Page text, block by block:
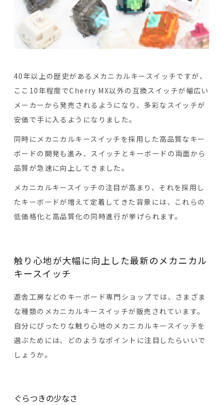
40年以上の歴史があるメカニカルキースイッチですが、
ここ10年程度でCherry MX以外の互換スイッチが幅広い
メーカーから発売されるようになり、多彩なスイッチが
安価で手に入るようになりました。
同時にメカニカルキースイッチを採用した高品質なキー
ボードの開発も進み、スイッチとキーボードの両面から
品質が急速に向上してきました。
メカニカルキースイッチの注目が高まり、それを採用し
たキーボードが増えて定着してきた背景には、これらの
低価格化と高品質化の同時進行が挙げられます。
触り心地が大幅に向上した最新のメカニカル
キースイッチ
遊舎工房などのキーボード専門ショップでは、さまざま
な種類のメカニカルキースイッチが販売されています。
自分にぴったりな触り心地のメカニカルキースイッチを
選ぶためには、どのようなポイントに注目したらいいで
しょうか。
ぐらつきの少なさ